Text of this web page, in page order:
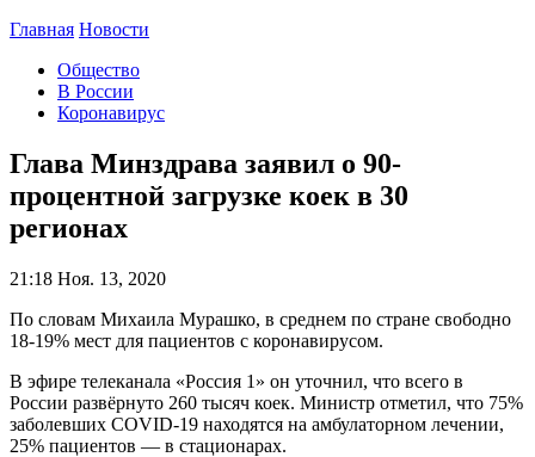
Главная Новости
Общество
В России
Коронавирус
Глава Минздрава заявил о 90-
процентной загрузке коек в 30
регионах
21:18 Ноя. 13, 2020
По словам Михаила Мурашко, в среднем по стране свободно
18-19% мест для пациентов с коронавирусом.
В эфире телеканала «Россия 1» он уточнил, что всего в
России развёрнуто 260 тысяч коек. Министр отметил, что 75%
заболевших COVID-19 находятся на амбулаторном лечении,
25% пациентов — в стационарах.